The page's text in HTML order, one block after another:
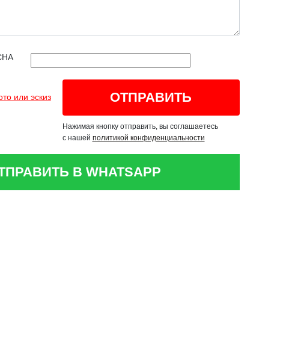
или эскиз
Нажимая кнопку отправить, вы соглашаетесь
с нашей политикой конфиденциальности
В WHATSAPP